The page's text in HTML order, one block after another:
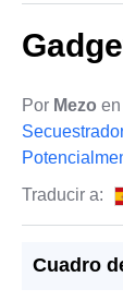
Por Mezo en
Traducir a:
Cuadro